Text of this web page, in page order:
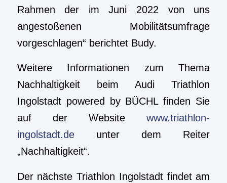
Rahmen der im Juni 2022 von uns
angestoßenen Mobilitätsumfrage
vorgeschlagen“ berichtet Budy.
Weitere Informationen zum Thema
Nachhaltigkeit beim Audi Triathlon
Ingolstadt powered by BÜCHL finden Sie
auf der Websitewww.triathlon-
ingolstadt.deunter dem Reiter
„Nachhaltigkeit“.
Der nächste Triathlon Ingolstadt findet am